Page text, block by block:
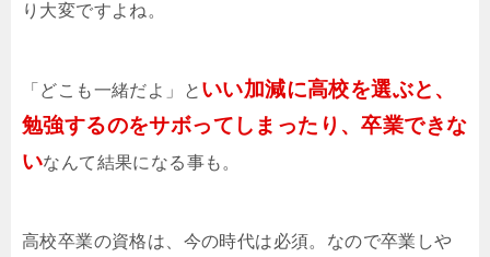
り大変ですよね。
「どこも一緒だよ」と いい加減に高校を選ぶと、
勉強するのをサボってしまったり、卒業できな
いなんて結果になる事も。
高校卒業の資格は、今の時代は必須。なので卒業しや